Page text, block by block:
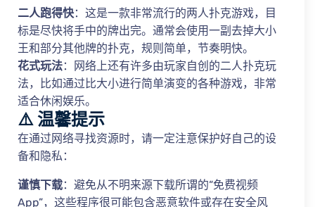
二人跑得快：这是一款非常流行的两人扑克游戏，目
标是尽快将手中的牌出完。通常会使用一副去掉大小
王和部分其他牌的扑克，规则简单，节奏明快。
花式玩法：网络上还有许多由玩家自创的二人扑克玩
法，比如通过比大小进行简单演变的各种游戏，非常
适合休闲娱乐。
⚠️ 温馨提示
在通过网络寻找资源时，请一定注意保护好自己的设
备和隐私：
谨慎下载：避免从不明来源下载所谓的“免费视频
App”，这些程序很可能包含恶意软件或存在安全风